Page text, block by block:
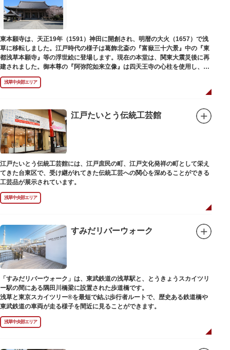
東本願寺は、天正19年（1591）神田に開創され、明暦の大火（1657）で浅
草に移転しました。江戸時代の様子は葛飾北斎の『富嶽三十六景』中の『東
都浅草本願寺』等の浮世絵に登場します。現在の本堂は、関東大震災後に再
建されました。御本尊の『阿弥陀如来立像』は四天王寺の心柱を使用し、嘉
禄2年（1226）頃の作と伝わっています。また、梵鐘は寛永7年（1630）以
後のものと推定され、都内に現存する梵鐘の中では有数の風格を誇り、毎年
浅草中央部エリア
江戸たいとう伝統工芸館
江戸たいとう伝統工芸館には、江戸庶民の町、江戸文化発祥の町として栄え
てきた台東区で、受け継がれてきた伝統工芸への関心を深めることができる
工芸品が展示されています。
浅草中央部エリア
すみだリバーウォーク
「すみだリバーウォーク」は、東武鉄道の浅草駅と、とうきょうスカイツリ
ー駅の間にある隅田川橋梁に設置された歩道橋です。
浅草と東京スカイツリー®を最短で結ぶ歩行者ルートで、歴史ある鉄道橋や
東武鉄道の車両が走る様子を間近に見ることができます。
浅草中央部エリア